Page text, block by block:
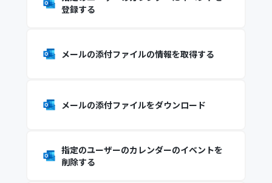
登録する
メールの添付ファイルの情報を取得する
メールの添付ファイルをダウンロード
指定のユーザーのカレンダーのイベントを
削除する